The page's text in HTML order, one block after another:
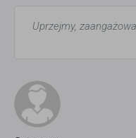
Uprzejmy,